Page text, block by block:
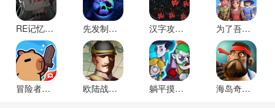
RE记忆碎片白色阴影游戏最新版下载安装 先发制人全武器破解版 汉字攻防战内置修改器版下载 为了吾王官方正版下载
冒险者日记游戏最新版本下载安装 欧陆战争61914无限金币无限勋章版 躺平摸鱼游戏下载最新版本 海岛奇兵小米版最新版